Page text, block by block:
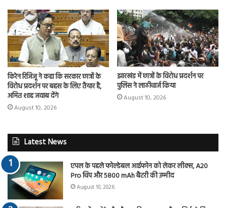
किरेन रिजिजू ने कहा कि सरकार छात्रों के
विरोध प्रदर्शन पर बहस के लिए तैयार है,
अमित शाह जवाब देंगे
August 10, 2026
झारखंड में छात्रों के विरोध प्रदर्शन पर
पुलिस ने लाठीचार्ज किया
August 10, 2026
Latest News
एपल के पहले फोल्डेबल आईफोन को लेकर लीक्स, A20
Pro चिप और 5800 mAh बैटरी की उम्मीद
August 10, 2026